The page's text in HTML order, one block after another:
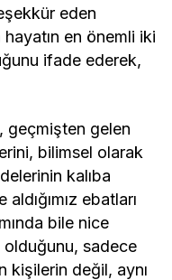
eden
en önemli iki
ifade ederek,
geçmişten gelen
bilimsel olarak
kalıba
ebatları
bile nice
sadece
kişilerin değil, aynı